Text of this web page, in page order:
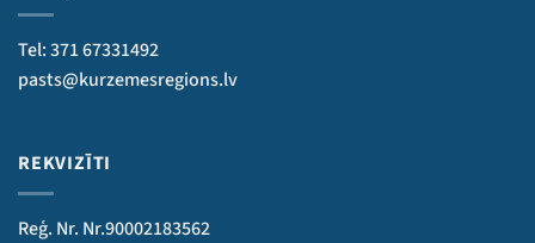
Tel: 371 67331492
pasts@kurzemesregions.lv
REKVIZĪTI
Reģ. Nr. Nr.90002183562